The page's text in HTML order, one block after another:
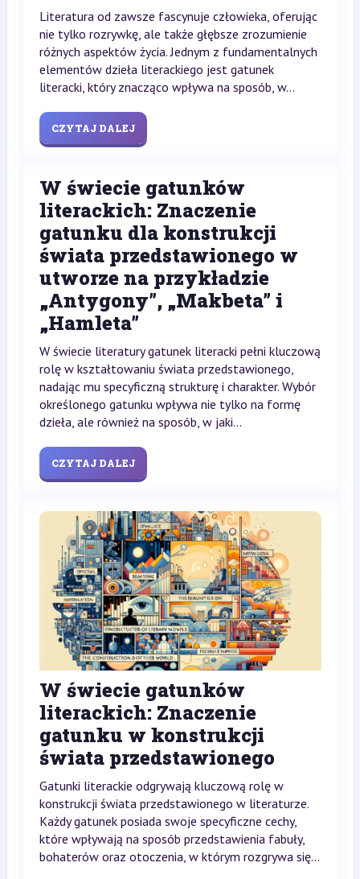
Literatura od zawsze fascynuje człowieka, oferując
nie tylko rozrywkę, ale także głębsze zrozumienie
różnych aspektów życia. Jednym z fundamentalnych
elementów dzieła literackiego jest gatunek
literacki, który znacząco wpływa na sposób, w...
CZYTAJ DALEJ
W świecie gatunków
literackich: Znaczenie
gatunku dla konstrukcji
świata przedstawionego w
utworze na przykładzie
„Antygony”, „Makbeta” i
„Hamleta”
W świecie literatury gatunek literacki pełni kluczową
rolę w kształtowaniu świata przedstawionego,
nadając mu specyficzną strukturę i charakter. Wybór
określonego gatunku wpływa nie tylko na formę
dzieła, ale również na sposób, w jaki...
CZYTAJ DALEJ
W świecie gatunków
literackich: Znaczenie
gatunku w konstrukcji
świata przedstawionego
Gatunki literackie odgrywają kluczową rolę w
konstrukcji świata przedstawionego w literaturze.
Każdy gatunek posiada swoje specyficzne cechy,
które wpływają na sposób przedstawienia fabuły,
bohaterów oraz otoczenia, w którym rozgrywa się...